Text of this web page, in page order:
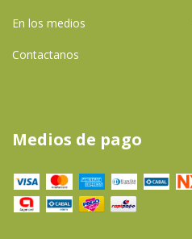
En los medios
Contactanos
Medios de pago